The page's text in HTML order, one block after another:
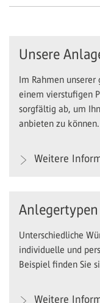
Unsere
Im Rahmen
einem vierstufigen
sorgfältig ab, um
anbieten zu können.
Weitere
Anlegertypen
Unterschiedliche
individuelle und
Beispiel finden Sie
Weitere